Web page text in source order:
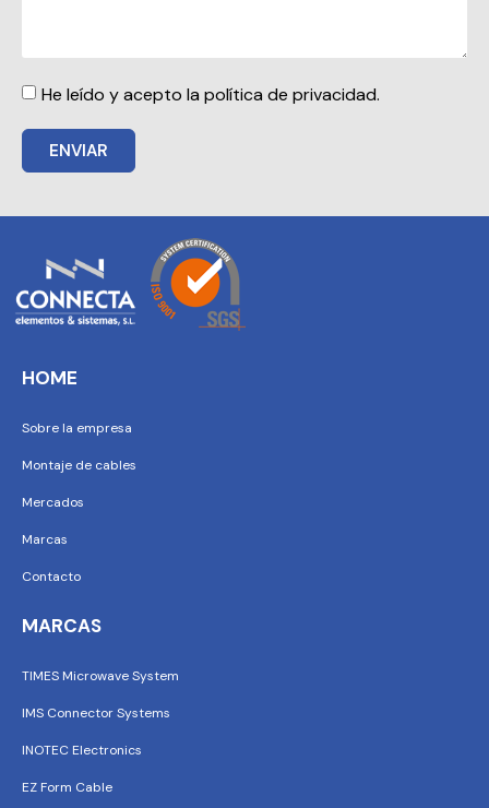
He leído y acepto la política de privacidad.
ENVIAR
HOME
Sobre la empresa
Montaje de cables
Mercados
Marcas
Contacto
MARCAS
TIMES Microwave System
IMS Connector Systems
INOTEC Electronics
EZ Form Cable